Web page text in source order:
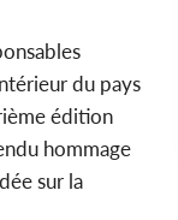
du pays
édition
hommage
sur la
gouvernement
ses structures...